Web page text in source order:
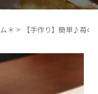
＊ > 【手作り】簡単♪苺の